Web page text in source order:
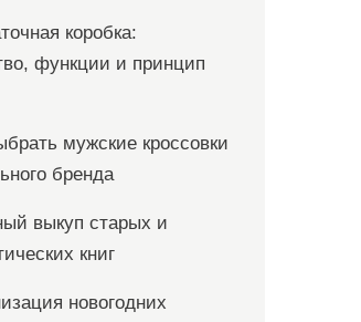
коробка:
функции и принцип
мужские кроссовки
бренда
выкуп старых и
книг
новогодних